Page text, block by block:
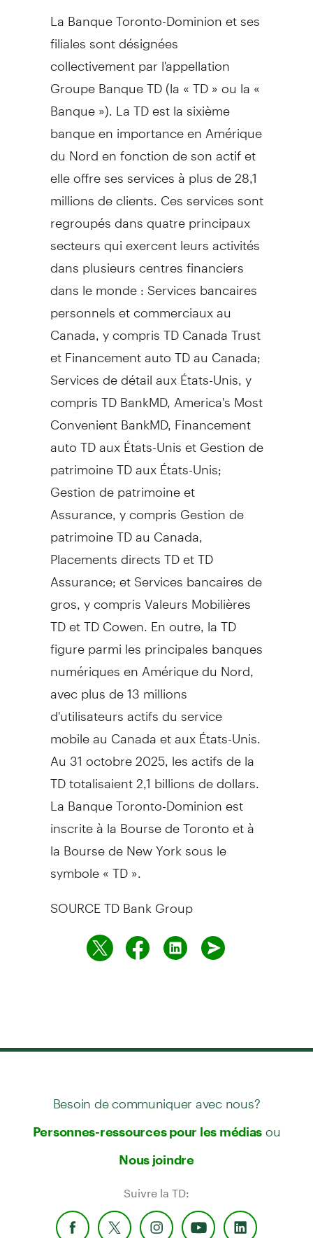
La Banque Toronto-Dominion et ses
filiales sont désignées
collectivement par l'appellation
Groupe Banque TD (la « TD » ou la «
Banque »). La TD est la sixième
banque en importance en Amérique
du Nord en fonction de son actif et
elle offre ses services à plus de 28,1
millions de clients. Ces services sont
regroupés dans quatre principaux
secteurs qui exercent leurs activités
dans plusieurs centres financiers
dans le monde : Services bancaires
personnels et commerciaux au
Canada , y compris TD Canada Trust
et Financement auto TD au Canada;
Services de détail aux États-Unis, y
compris TD BankMD, America's Most
Convenient BankMD, Financement
auto TD aux États-Unis etGestion de
patrimoine TD aux États-Unis;
Gestion depatrimoine et
Assurance, y comprisGestion de
patrimoine TD au Canada
Placements directs TD et TD
Assurance; et Services bancaires de
gros, y compris Valeurs Mobilières
TD et TD Cowen. En outre, la TD
figure parmi les principales banques
numériques en Amérique du Nord,
avec plus de 13 millions
d'utilisateurs actifs du service
mobile au Canadaet aux États-Unis.
Au 31 octobre 2025, les actifs de la
TD totalisaient 2,1 billions de dollars.
La Banque Toronto-Dominion est
inscrite à la Bourse deTorontoet à
la Bourse deNew Yorksous le
symbole « TD ».
SOURCE TD Bank Group
Besoin de communiquer avec nous?
Personnes-ressources pour les médias ou
Nous joindre
Suivre la TD: